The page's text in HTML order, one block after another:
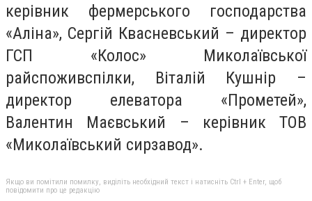
керівник фермерського господарства
«Аліна», Сергій Квасневський – директор
ГСП «Колос» Миколаївської
райспоживспілки, Віталій Кушнір –
директор елеватора «Прометей»,
Валентин Маєвський – керівник ТОВ
«Миколаївський сирзавод».
Якщо ви помітили помилку, виділіть необхідний текст і натисніть Ctrl + Enter, щоб
повідомити про це редакцію